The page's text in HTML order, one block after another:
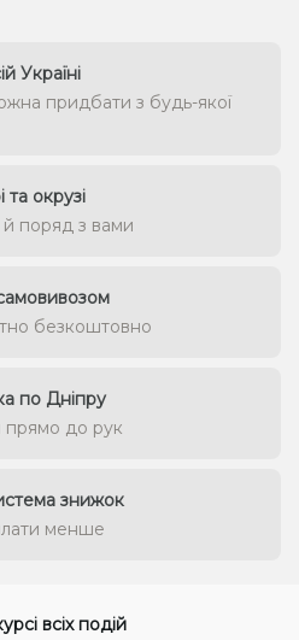
Україні
придбати з будь-якої
та окрузі
й поряд з вами
безкоштовно
по Дніпру
до рук
знижок
менше
всіх подій